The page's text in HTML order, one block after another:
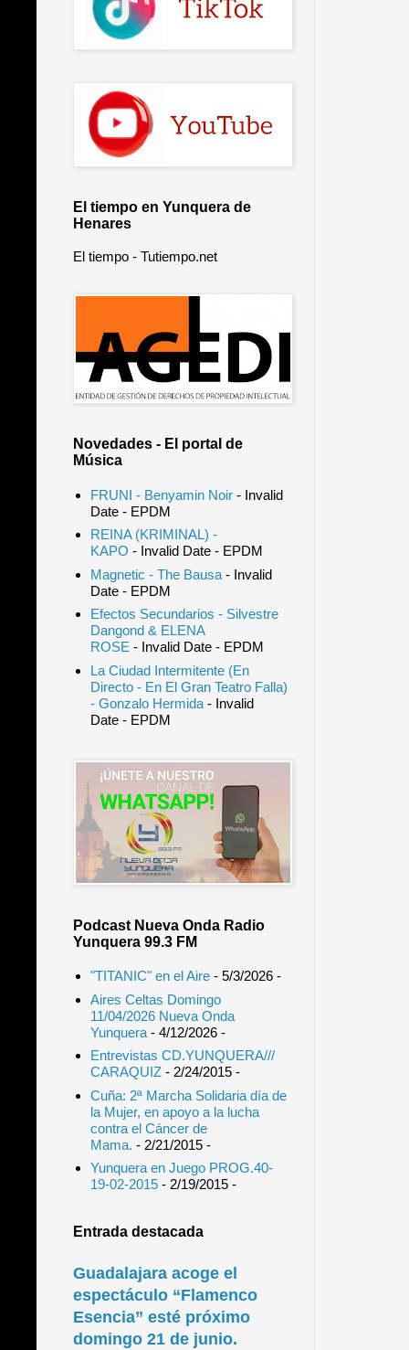
El tiempo en Yunquera de
Henares
El tiempo - Tutiempo.net
Novedades - El portal de
Música
FRUNI - Benyamin Noir- Invalid
Date- EPDM
REINA (KRIMINAL) -
KAPO - Invalid Date- EPDM
Magnetic - The Bausa- Invalid
Date- EPDM
Efectos Secundarios - Silvestre
Dangond & ELENA
ROSE - Invalid Date- EPDM
La Ciudad Intermitente (En
Directo - En El Gran Teatro Falla)
- Gonzalo Hermida- Invalid
Date- EPDM
Podcast Nueva Onda Radio
Yunquera 99.3 FM
"TITANIC" en el Aire- 5/3/2026-
Aires Celtas Domingo
11/04/2026 Nueva Onda
Yunquera- 4/12/2026-
Entrevistas CD.YUNQUERA///
CARAQUIZ- 2/24/2015-
Cuña: 2ª Marcha Solidaria día de
la Mujer, en apoyo a la lucha
contra el Cáncer de
Mama. - 2/21/2015-
Yunquera en Juego PROG.40-
19-02-2015- 2/19/2015-
Entrada destacada
Guadalajara acoge el
espectáculo “Flamenco
Esencia” esté próximo
domingo 21 de junio.